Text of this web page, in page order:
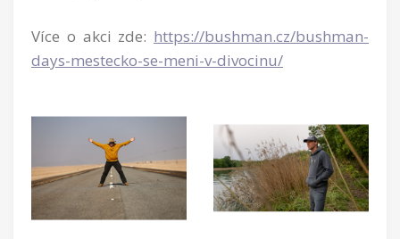
Více o akci zde: https://bushman.cz/bushman-
days-mestecko-se-meni-v-divocinu/